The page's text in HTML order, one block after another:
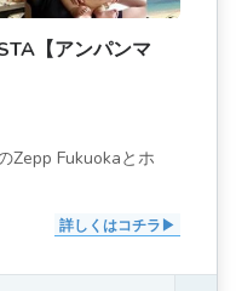
【アンパンマ
Zepp Fukuokaとホ
詳しくはコチラ